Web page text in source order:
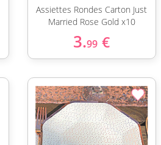
Assiettes Rondes Carton Just
Married Rose Gold x10
3.99 €